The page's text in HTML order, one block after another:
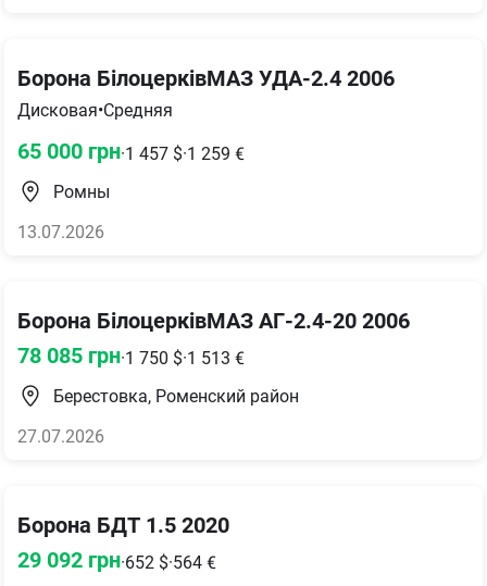
Борона БілоцерківМАЗ УДА-2.4 2006
Дисковая•Средняя
65 000 грн·1 457 $·1 259 €
Ромны
13.07.2026
Борона БілоцерківМАЗ АГ-2.4-20 2006
78 085 грн·1 750 $·1 513 €
Берестовка, Роменский район
27.07.2026
Борона БДТ 1.5 2020
29 092 грн·652 $·564 €